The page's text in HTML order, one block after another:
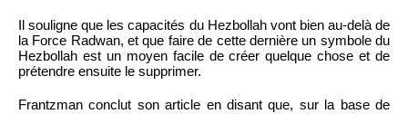
Il souligne que les capacités du Hezbollah vont bien au-delà de
la Force Radwan, et que faire de cette dernière un symbole du
Hezbollah est un moyen facile de créer quelque chose et de
prétendre ensuite le supprimer.
Frantzman conclut son article en disant que, sur la base de